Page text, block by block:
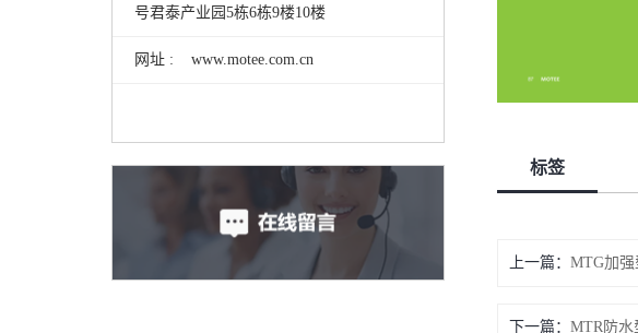
号君泰产业园5栋6栋9楼10楼
网址 : www.motee.com.cn
标签
上一篇： MTG加强
下一篇： MTR防水